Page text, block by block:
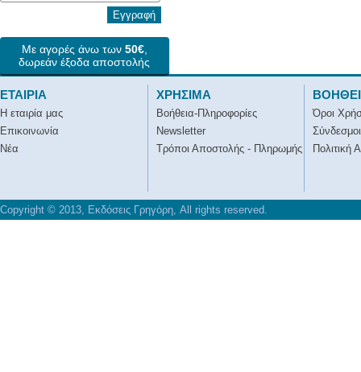
Εγγραφή
Με αγορές άνω των 50€
δωρεάν έξοδα αποστολής
ΕΤΑΙΡΙΑ
Η εταιρία μας
Επικοινωνία
Νέα
ΧΡΗΣΙΜΑ
Βοήθεια-Πληροφορίες
Newsletter
Τρόποι Αποστολής - Πληρωμής
Όροι
Σύνδεσμοι
Πολιτική
Copyright © 2013, Εκδόσεις Γρηγόρη, All rights reserved.